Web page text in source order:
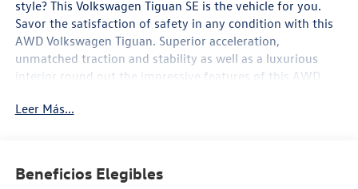
style? This Volkswagen Tiguan SE is the vehicle for you.
Savor the satisfaction of safety in any condition with this
AWD Volkswagen Tiguan. Superior acceleration,
unmatched traction and stability as well as a luxurious
interior round out the impressive features of this AWD
looking for. Your dream car. The Volkswagen Tiguan SE will
Leer Más...
Beneficios Elegibles